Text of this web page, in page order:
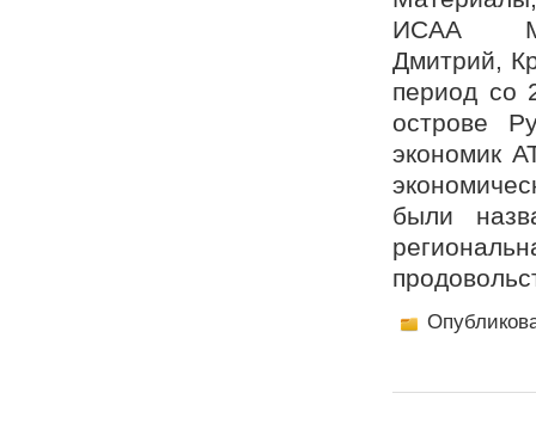
ИСАА
Дмитрий,
период со
острове
экономик
были